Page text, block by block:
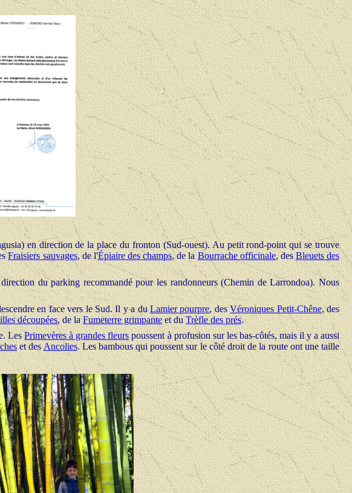
en direction de la place du fronton (Sud-ouest). Au petit rond-point qui se trouve
Fraisiers sauvages, de l'Épiaire des champs, de la Bourrache officinale, des Bleuets des
du parking recommandé pour les randonneurs (Chemin de Larrondoa). Nous
en face vers le Sud. Il y a duLamier pourpre, desVéroniques Petit-Chêne, des
découpées, de la Fumeterre grimpante et duTrèfle des prés.
LesPrimevères à grandes fleurspoussent à profusion sur les bas-côtés, mais il y a aussi
et des Ancolies. Les bambous qui poussent sur le côté droit de la route ont unetaille